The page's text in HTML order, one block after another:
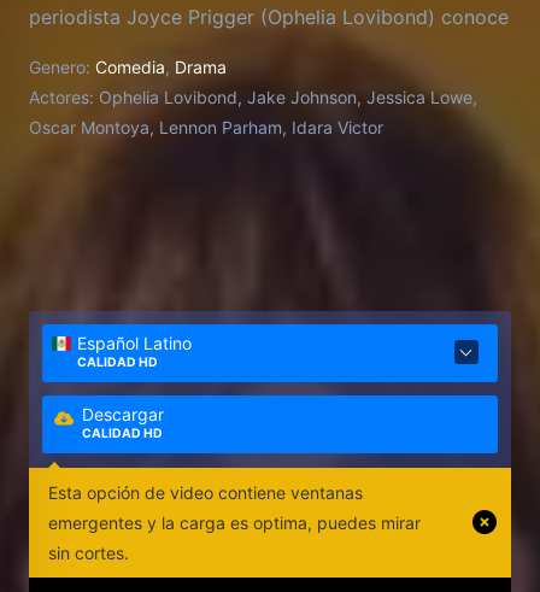
periodista Joyce Prigger (Ophelia Lovibond) conoce
al editor de bajo costo Doug Renetti (Jake
Johnson), cuyo encanto y persistencia ayudan a
convertir su visión en la primera revista erótica para
mujeres. Después de unir fuerzas con Doug a
Genero: Comedia, Drama
Actores: Ophelia Lovibond, Jake Johnson, Jessica Lowe,
Oscar Montoya, Lennon Parham, Idara Victor
Español Latino
CALIDAD HD
Descargar
CALIDAD HD
Esta opción de video contiene ventanas
emergentes y la carga es optima, puedes mirar
sin cortes.